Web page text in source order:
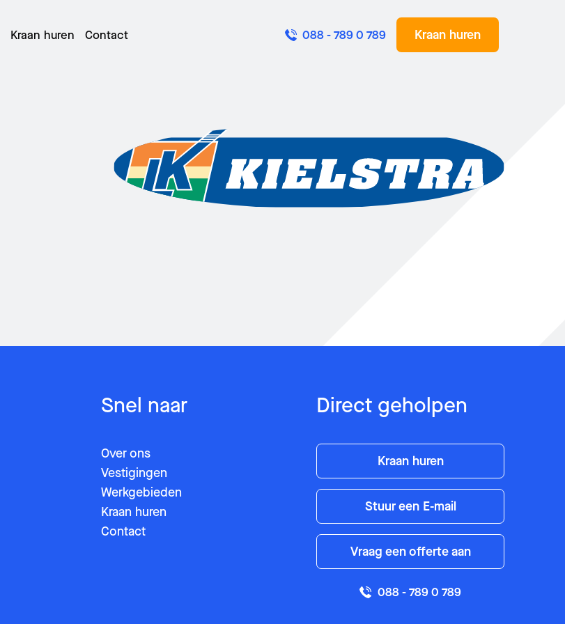
Kraan huren Contact 088 - 789 0 789 Kraan huren
Stuur een e-mail
Naam *
of bel 088 - 789 0 789
Bel mij terug
Bericht
of bel 088 - 789 0 789
Snel naar
Over ons
Vestigingen
Werkgebieden
Kraan huren
Contact
Direct geholpen
Kraan huren
Stuur een E-mail
Vraag een offerte aan
088 - 789 0 789